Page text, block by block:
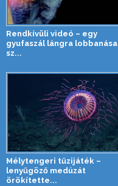
Rendkívüli videó – egy
gyufaszál lángra lobbanása
sz...
Mélytengeri tűzijáték –
lenyűgöző medúzát
örökítette...